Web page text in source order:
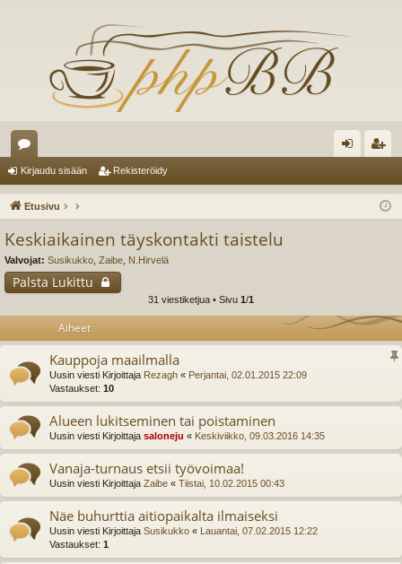
es
ku
ua
au ist
Kirjaudu sisään Rekisteröidy
Etusivu
Keskiaikainen täyskontakti taistelu
Valvojat: Susikukko Zaibe N.Hirvelä
Palsta Lukittu
31 viestiketjua • Sivu 1/1
Aiheet
Kauppoja maailmalla
Uusin viesti Kirjoittaja Rezagh « Perjantai, 02.01.2015 22:09
Vastaukset: 10
Alueen lukitseminen tai poistaminen
Uusin viesti Kirjoittaja saloneju « Keskiviikko, 09.03.2016 14:35
Vanaja-turnaus etsii työvoimaa!
Uusin viesti Kirjoittaja Zaibe « Tiistai, 10.02.2015 00:43
Näe buhurttia aitiopaikalta ilmaiseksi
Uusin viesti Kirjoittaja Susikukko « Lauantai, 07.02.2015 12:22
Vastaukset: 1